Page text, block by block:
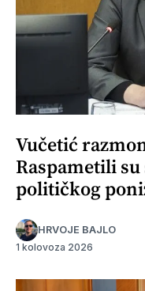
Vučetić
Raspametili su
političkog
HRVOJE BAJLO
1 kolovoza 2026